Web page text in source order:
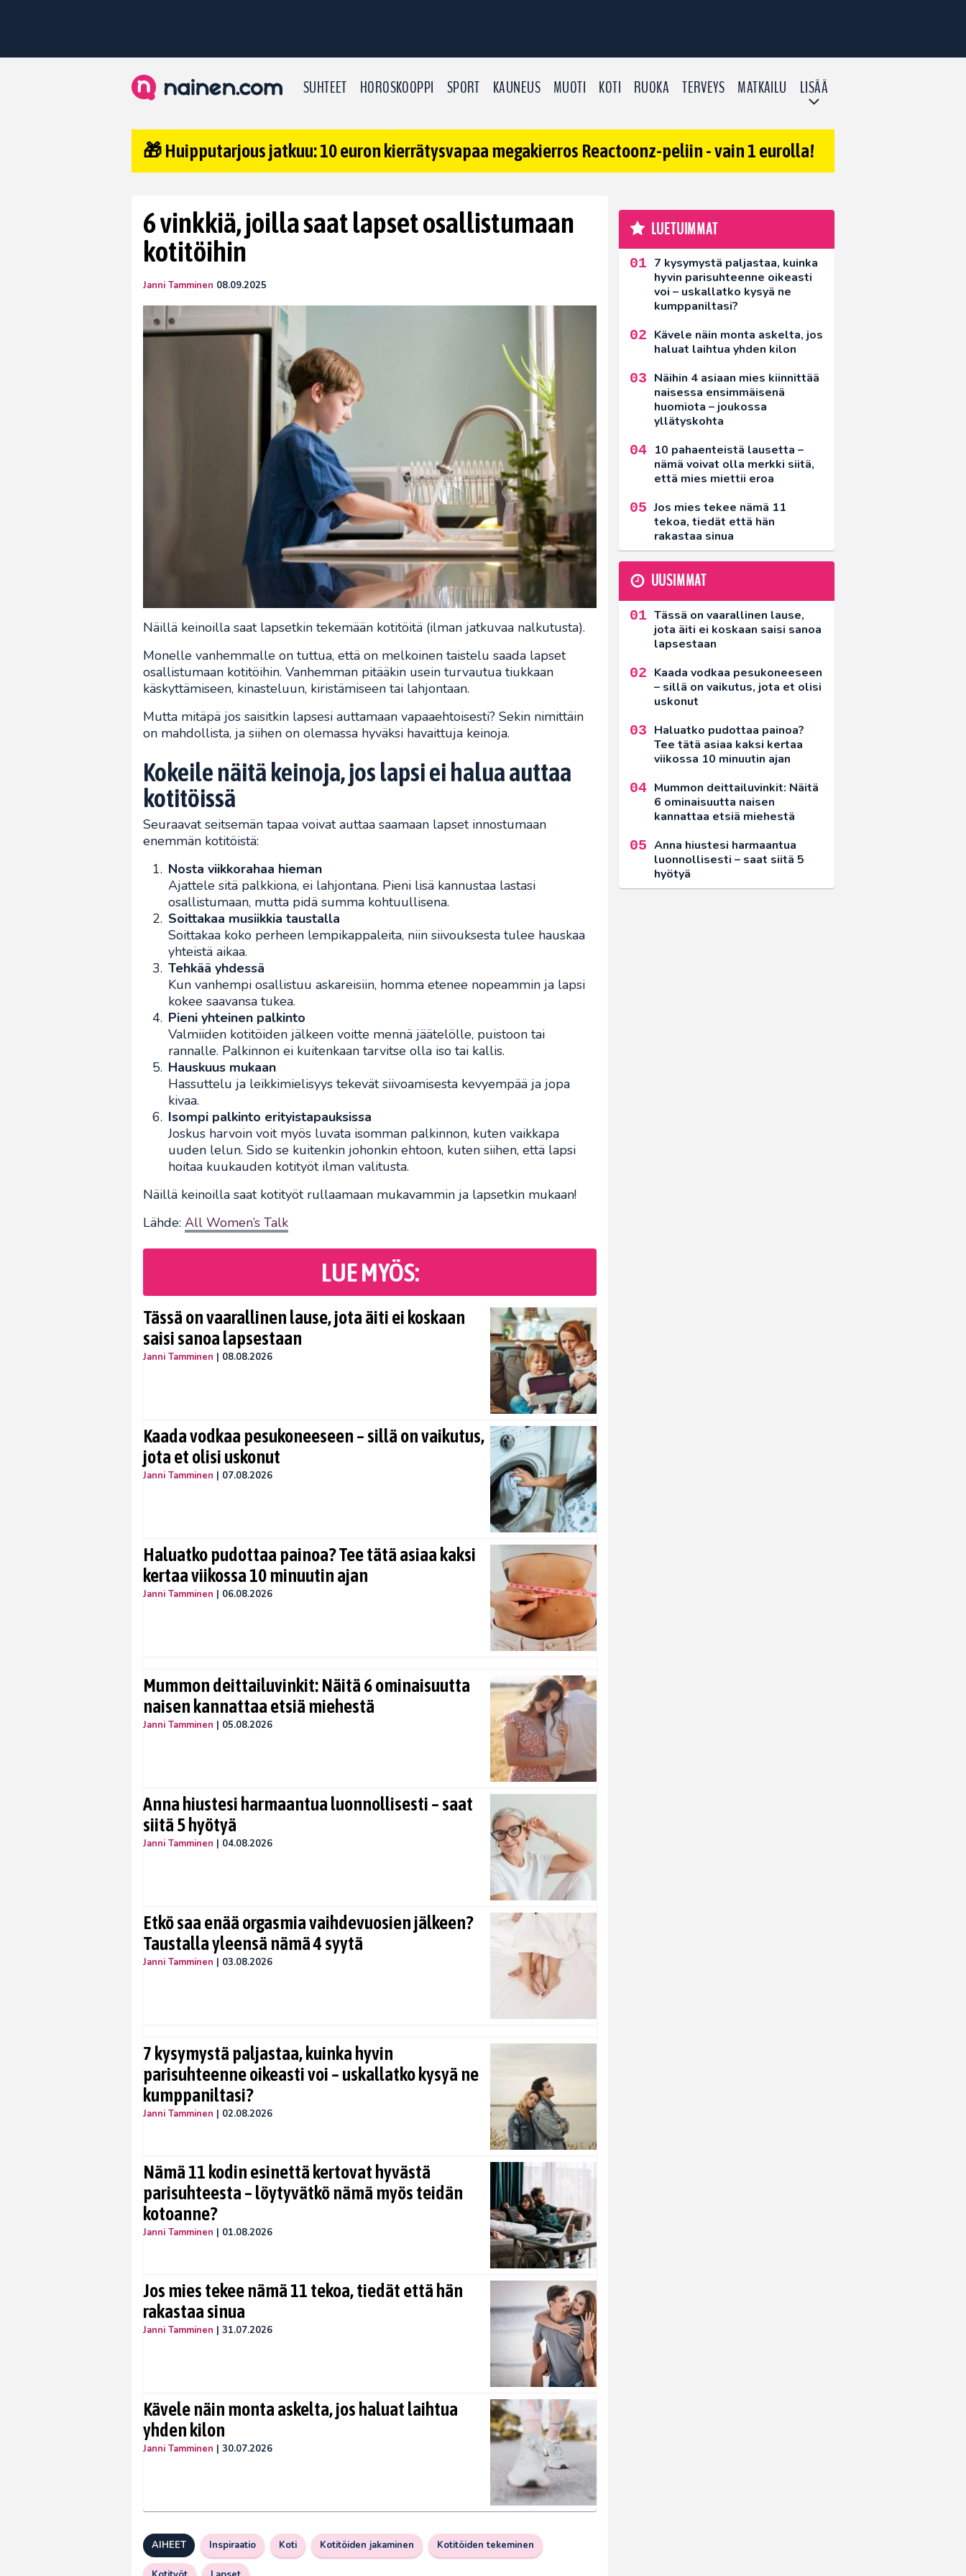
SUHTEET HOROSKOOPPI SPORT KAUNEUS MUOTI KOTI RUOKA TERVEYS MATKAILU LISÄÄ
🎁 Huipputarjous jatkuu: 10 euron kierrätysvapaa megakierros Reactoonz-peliin - vain 1 eurolla!
6 vinkkiä, joilla saat lapset osallistumaan
kotitöihin
Janni Tamminen 08.09.2025
Näillä keinoilla saat lapsetkin tekemään kotitöitä (ilman jatkuvaa nalkutusta).
Monelle vanhemmalle on tuttua, että on melkoinen taistelu saada lapset
osallistumaan kotitöihin. Vanhemman pitääkin usein turvautua tiukkaan
käskyttämiseen, kinasteluun, kiristämiseen tai lahjontaan.
Mutta mitäpä jos saisitkin lapsesi auttamaan vapaaehtoisesti? Sekin nimittäin
on mahdollista, ja siihen on olemassa hyväksi havaittuja keinoja.
Kokeile näitä keinoja, jos lapsi ei halua auttaa
kotitöissä
Seuraavat seitsemän tapaa voivat auttaa saamaan lapset innostumaan
enemmän kotitöistä:
Nosta viikkorahaa hieman
Ajattele sitä palkkiona, ei lahjontana. Pieni lisä kannustaa lastasi
osallistumaan, mutta pidä summa kohtuullisena.
Soittakaa musiikkia taustalla
Soittakaa koko perheen lempikappaleita, niin siivouksesta tulee hauskaa
yhteistä aikaa.
Tehkää yhdessä
Kun vanhempi osallistuu askareisiin, homma etenee nopeammin ja lapsi
kokee saavansa tukea.
Pieni yhteinen palkinto
Valmiiden kotitöiden jälkeen voitte mennä jäätelölle, puistoon tai
rannalle. Palkinnon ei kuitenkaan tarvitse olla iso tai kallis.
Hauskuus mukaan
Hassuttelu ja leikkimielisyys tekevät siivoamisesta kevyempää ja jopa
kivaa.
Isompi palkinto erityistapauksissa
Joskus harvoin voit myös luvata isomman palkinnon, kuten vaikkapa
uuden lelun. Sido se kuitenkin johonkin ehtoon, kuten siihen, että lapsi
hoitaa kuukauden kotityöt ilman valitusta.
Näillä keinoilla saat kotityöt rullaamaan mukavammin ja lapsetkin mukaan!
Lähde: All Women’s Talk
LUE MYÖS:
Tässä on vaarallinen lause, jota äiti ei koskaan
saisi sanoa lapsestaan
Janni Tamminen | 08.08.2026
Kaada vodkaa pesukoneeseen – sillä on vaikutus,
jota et olisi uskonut
Janni Tamminen | 07.08.2026
Haluatko pudottaa painoa? Tee tätä asiaa kaksi
kertaa viikossa 10 minuutin ajan
Janni Tamminen | 06.08.2026
Mummon deittailuvinkit: Näitä 6 ominaisuutta
naisen kannattaa etsiä miehestä
Janni Tamminen | 05.08.2026
Anna hiustesi harmaantua luonnollisesti – saat
siitä 5 hyötyä
Janni Tamminen | 04.08.2026
Etkö saa enää orgasmia vaihdevuosien jälkeen?
Taustalla yleensä nämä 4 syytä
Janni Tamminen | 03.08.2026
7 kysymystä paljastaa, kuinka hyvin
parisuhteenne oikeasti voi – uskallatko kysyä ne
kumppaniltasi?
Janni Tamminen | 02.08.2026
Nämä 11 kodin esinettä kertovat hyvästä
parisuhteesta – löytyvätkö nämä myös teidän
kotoanne?
Janni Tamminen | 01.08.2026
Jos mies tekee nämä 11 tekoa, tiedät että hän
rakastaa sinua
Janni Tamminen | 31.07.2026
Kävele näin monta askelta, jos haluat laihtua
yhden kilon
Janni Tamminen | 30.07.2026
AIHEET Inspiraatio Koti Kotitöiden jakaminen Kotitöiden tekeminen
LUETUIMMAT
7 kysymystä paljastaa, kuinka
hyvin parisuhteenne oikeasti
voi – uskallatko kysyä ne
kumppaniltasi?
Kävele näin monta askelta, jos
haluat laihtua yhden kilon
Näihin 4 asiaan mies kiinnittää
naisessa ensimmäisenä
huomiota – joukossa
yllätyskohta
10 pahaenteistä lausetta –
nämä voivat olla merkki siitä,
että mies miettii eroa
Jos mies tekee nämä 11
tekoa, tiedät että hän
rakastaa sinua
UUSIMMAT
Tässä on vaarallinen lause,
jota äiti ei koskaan saisi sanoa
lapsestaan
Kaada vodkaa pesukoneeseen
– sillä on vaikutus, jota et olisi
uskonut
Haluatko pudottaa painoa?
Tee tätä asiaa kaksi kertaa
viikossa 10 minuutin ajan
Mummon deittailuvinkit: Näitä
6 ominaisuutta naisen
kannattaa etsiä miehestä
Anna hiustesi harmaantua
luonnollisesti – saat siitä 5
hyötyä